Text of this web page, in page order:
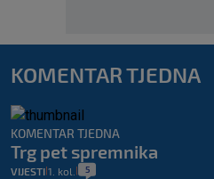
KOMENTAR TJEDNA
KOMENTAR TJEDNA
Trg pet spremnika
VIJESTI 1. kol. 5